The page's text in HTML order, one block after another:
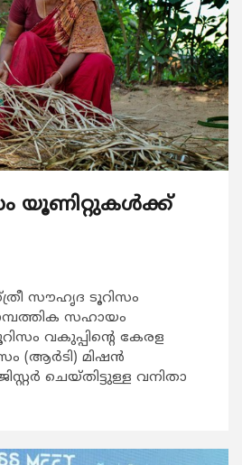
യൂണിറ്റുകള്‍ക്ക്
സൗഹൃദ ടൂറിസം
സഹായം
വകുപ്പിന്‍റെ കേരള
(ആര്‍ടി) മിഷന്‍
ചെയ്തിട്ടുള്ള വനിതാ